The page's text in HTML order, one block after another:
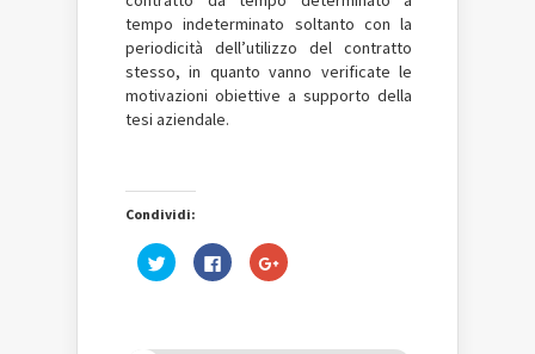
tempo indeterminato soltanto con la
periodicità dell’utilizzo del contratto
stesso, in quanto vanno verificate le
motivazioni obiettive a supporto della
tesi aziendale.
Condividi:
Fai
clic
Fai
clic
Fai
clic